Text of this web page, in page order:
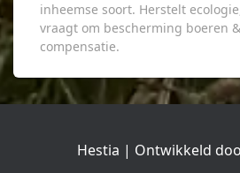
inheemse soort. Herstelt
vraagt om bescherming boeren
compensatie.
Hestia | Ontwikkeld